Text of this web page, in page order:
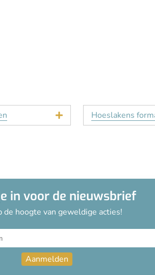
Hoeslakens
in voor de nieuwsbrief
de hoogte van geweldige acties!
Aanmelden